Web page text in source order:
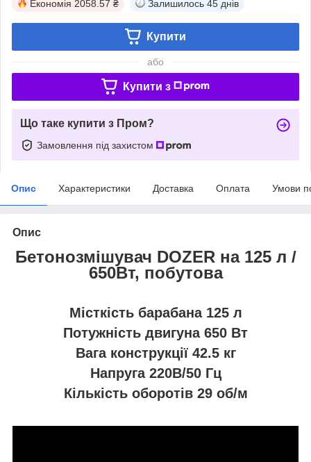
Економія 2058.57 ₴ Залишилось 45 днів
Купити
або
Купити з
Що таке купити з Пром?
Замовлення під захистом
Опис Характеристики Доставка Оплата Умови
Опис
Бетонозмішувач DOZER на 125 л /
650Вт, побутова
Місткість барабана 125 л
Потужність двигуна 650 Вт
Вага конструкції 42.5 кг
Напруга 220В/50 Гц
Кількість оборотів 29 об/м